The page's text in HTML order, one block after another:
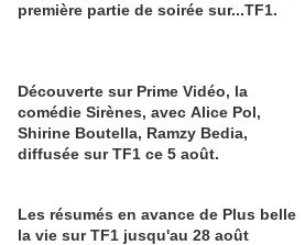
première partie de soirée sur...TF1.
Découverte sur Prime Vidéo, la
comédie Sirènes, avec Alice Pol,
Shirine Boutella, Ramzy Bedia,
diffusée sur TF1 ce 5 août.
Les résumés en avance de Plus belle
la vie sur TF1 jusqu'au 28 août